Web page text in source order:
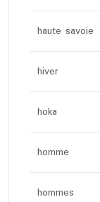
haute savoie
hiver
hoka
homme
hommes